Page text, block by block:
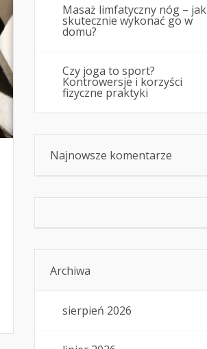
Masaż limfatyczny nóg – jak
skutecznie wykonać go w
domu?
Czy joga to sport?
Kontrowersje i korzyści
fizyczne praktyki
Najnowsze komentarze
Archiwa
sierpień 2026